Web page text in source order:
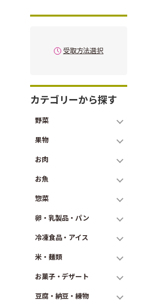
受取方法選択
カテゴリーから探す
野菜
果物
お肉
お魚
惣菜
卵・乳製品・パン
冷凍食品・アイス
米・麺類
お菓子・デザート
豆腐・納豆・練物